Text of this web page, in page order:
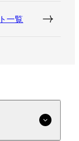
一覧